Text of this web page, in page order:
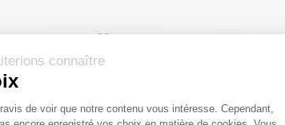
connaître
de Gestion du
de voir que notre contenu vous intéresse. Cependant,